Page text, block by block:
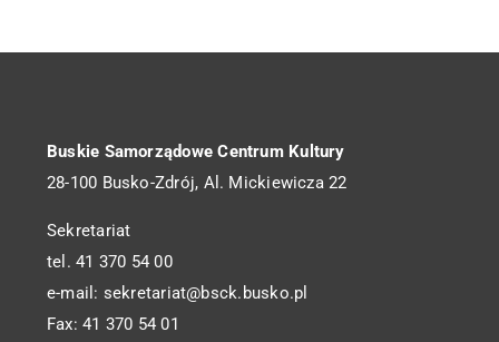
Buskie Samorządowe Centrum Kultury
28-100 Busko-Zdrój, Al. Mickiewicza 22
Sekretariat
tel. 41 370 54 00
e-mail: sekretariat@bsck.busko.pl
Fax: 41 370 54 01